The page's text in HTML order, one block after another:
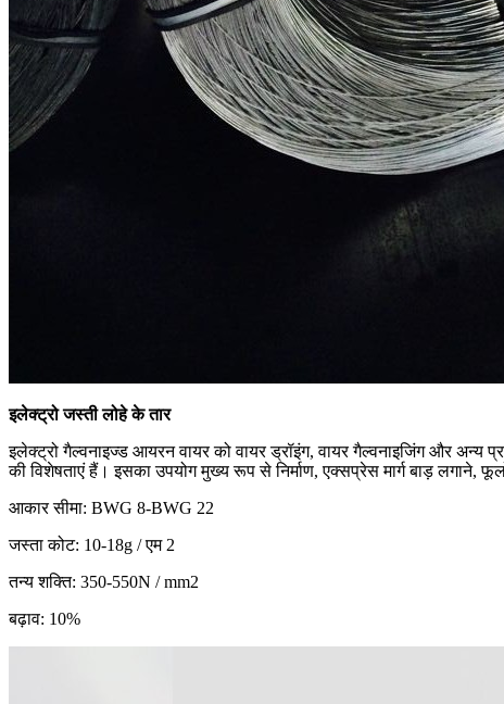
इलेक्ट्रो जस्ती लोहे के तार
इलेक्ट्रो गैल्वनाइज्ड आयरन वायर को वायर ड्रॉइंग, वायर गैल्वनाइजिंग और अन्य
की विशेषताएं हैं। इसका उपयोग मुख्य रूप से निर्माण, एक्सप्रेस मार्ग बाड़ लगाने,
आकार सीमा: BWG 8-BWG 22
जस्ता कोट: 10-18g / एम 2
तन्य शक्ति: 350-550N / mm2
बढ़ाव: 10%